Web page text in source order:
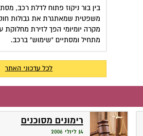
בין בור ניקוז פתוח לדלת רכב,
משפטית שמאתגרת את גבולות חוק
מקרה יומיומי הפך לזירת מחלוקת
מתחיל ומסתיים "שימוש" ברכב.
לכל עדכוני האתר
רימונים מסוכנים
14 ליולי 2006